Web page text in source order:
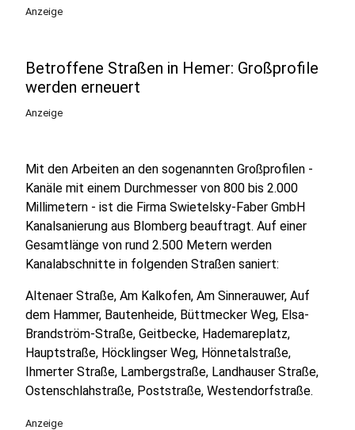
Anzeige
Betroffene Straßen in Hemer: Großprofile
werden erneuert
Anzeige
Mit den Arbeiten an den sogenannten Großprofilen -
Kanäle mit einem Durchmesser von 800 bis 2.000
Millimetern - ist die Firma Swietelsky-Faber GmbH
Kanalsanierung aus Blomberg beauftragt. Auf einer
Gesamtlänge von rund 2.500 Metern werden
Kanalabschnitte in folgenden Straßen saniert:
Altenaer Straße, Am Kalkofen, Am Sinnerauwer, Auf
dem Hammer, Bautenheide, Büttmecker Weg, Elsa-
Brandström-Straße, Geitbecke, Hademareplatz,
Hauptstraße, Höcklingser Weg, Hönnetalstraße,
Ihmerter Straße, Lambergstraße, Landhauser Straße,
Ostenschlahstraße, Poststraße, Westendorfstraße.
Anzeige